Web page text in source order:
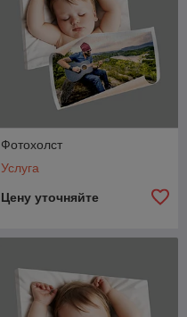
Фотохолст
Услуга
Цену уточняйте